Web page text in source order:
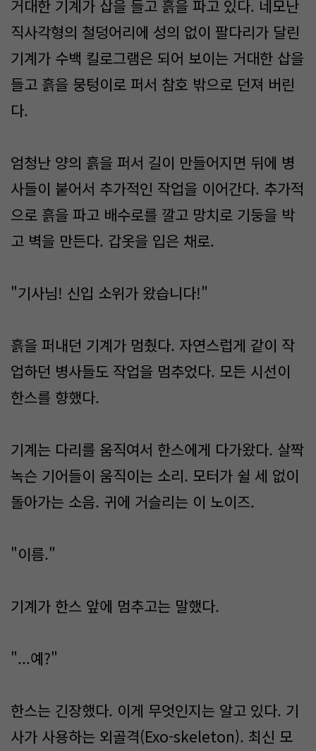
거대한 기계가 삽을 들고 흙을 파고 있다. 네모난
직사각형의 철덩어리에 성의 없이 팔다리가 달린
기계가 수백 킬로그램은 되어 보이는 거대한 삽을
들고 흙을 뭉텅이로 퍼서 참호 밖으로 던져 버린
다.
엄청난 양의 흙을 퍼서 길이 만들어지면 뒤에 병
사들이 붙어서 추가적인 작업을 이어간다. 추가적
으로 흙을 파고 배수로를 깔고 망치로 기둥을 박
고 벽을 만든다. 갑옷을 입은 채로.
"기사님! 신입 소위가 왔습니다!"
흙을 퍼내던 기계가 멈췄다. 자연스럽게 같이 작
업하던 병사들도 작업을 멈추었다. 모든 시선이
한스를 향했다.
기계는 다리를 움직여서 한스에게 다가왔다. 살짝
녹슨 기어들이 움직이는 소리. 모터가 쉴 세 없이
돌아가는 소음. 귀에 거슬리는 이 노이즈.
"이름."
기계가 한스 앞에 멈추고는 말했다.
"...예?"
한스는 긴장했다. 이게 무엇인지는 알고 있다. 기
사가 사용하는 외골격(Exo-skeleton). 최신 모